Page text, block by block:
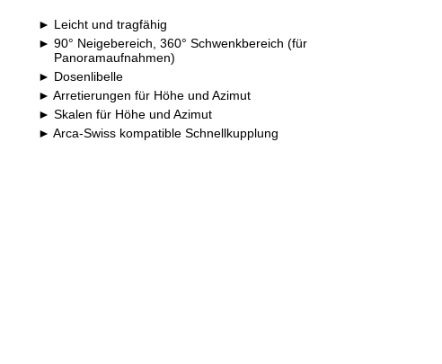
Leicht und tragfähig
90° Neigebereich, 360° Schwenkbereich (für
Panoramaufnahmen)
Dosenlibelle
Arretierungen für Höhe und Azimut
Skalen für Höhe und Azimut
Arca-Swiss kompatible Schnellkupplung